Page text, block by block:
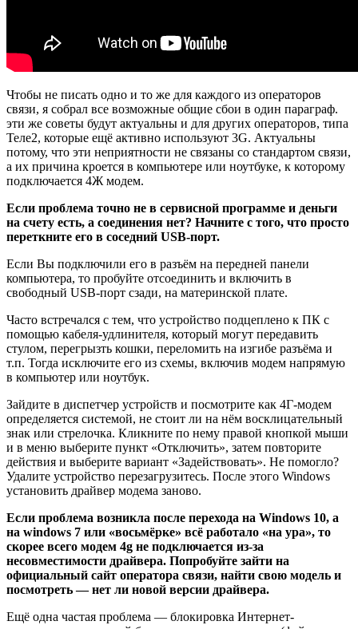
Чтобы не писать одно и то же для каждого из операторов
связи, я собрал все возможные общие сбои в один параграф.
эти же советы будут актуальны и для других операторов, типа
Теле2, которые ещё активно используют 3G. Актуальны
потому, что эти неприятности не связаны со стандартом связи,
а их причина кроется в компьютере или ноутбуке, к которому
подключается 4Ж модем.
Если проблема точно не в сервисной программе и деньги
на счету есть, а соединения нет? Начните с того, что просто
переткните его в соседний USB-порт.
Если Вы подключили его в разъём на передней панели
компьютера, то пробуйте отсоединить и включить в
свободный USB-порт сзади, на материнской плате.
Часто встречался с тем, что устройство подцеплено к ПК с
помощью кабеля-удлинителя, который могут передавить
стулом, перегрызть кошки, переломить на изгибе разъёма и
т.п. Тогда исключите его из схемы, включив модем напрямую
в компьютер или ноутбук.
Зайдите в диспетчер устройств и посмотрите как 4Г-модем
определяется системой, не стоит ли на нём восклицательный
знак или стрелочка. Кликните по нему правой кнопкой мыши
и в меню выберите пункт «Отключить», затем повторите
действия и выберите вариант «Задействовать». Не помогло?
Удалите устройство перезагрузитесь. После этого Windows
установить драйвер модема заново.
Если проблема возникла после перехода на Windows 10, а
на windows 7 или «восьмёрке» всё работало «на ура», то
скорее всего модем 4g не подключается из-за
несовместимости драйвера. Попробуйте зайти на
официальный сайт оператора связи, найти свою модель и
посмотреть — нет ли новой версии драйвера.
Ещё одна частая проблема — блокировка Интернет-